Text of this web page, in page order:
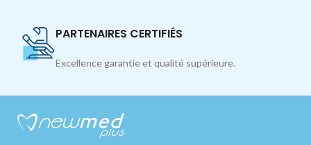
PARTENAIRES CERTIFIÉS
Excellence garantie et qualité supérieure.